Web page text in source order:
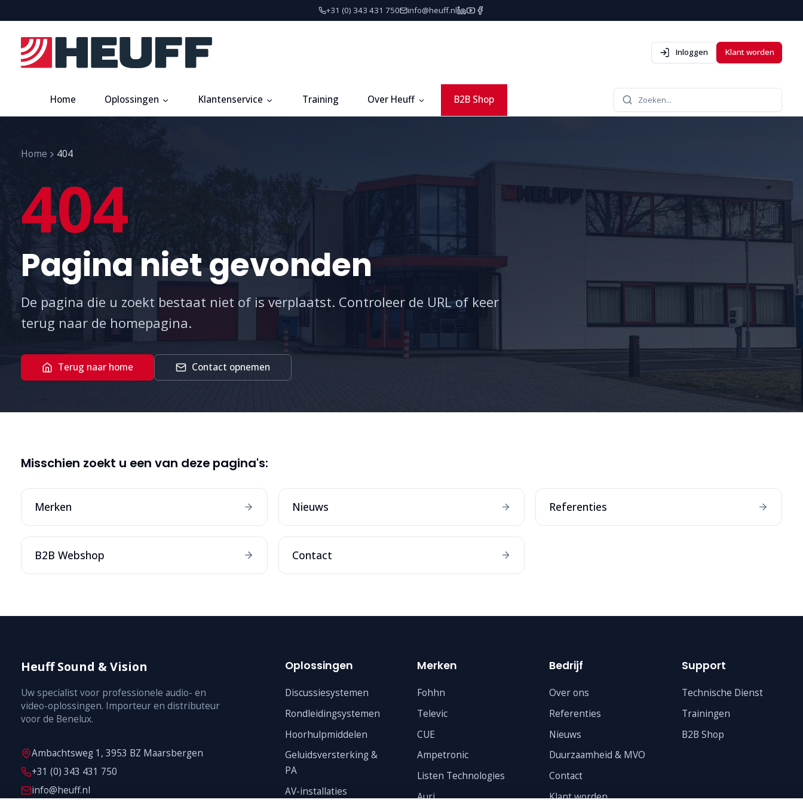
+31 (0) 343 431 750 info@heuff.nl
Inloggen Klant worden
Home Oplossingen Klantenservice Training Over Heuff B2B Shop Zoeken...
Home 404
404
Pagina niet gevonden
De pagina die u zoekt bestaat niet of is verplaatst. Controleer de URL of keer
terug naar de homepagina.
Terug naar home Contact opnemen
Misschien zoekt u een van deze pagina's:
Merken Nieuws Referenties
B2B Webshop Contact
Heuff Sound & Vision
Uw specialist voor professionele audio- en
video-oplossingen. Importeur en distributeur
voor de Benelux.
Ambachtsweg 1, 3953 BZ Maarsbergen
+31 (0) 343 431 750
info@heuff.nl
Oplossingen
Discussiesystemen
Rondleidingsystemen
Hoorhulpmiddelen
Geluidsversterking &
PA
AV-installaties
Merken
Fohhn
Televic
CUE
Ampetronic
Listen Technologies
Auri
Bedrijf
Over ons
Referenties
Nieuws
Duurzaamheid & MVO
Contact
Klant worden
Support
Technische Dienst
Trainingen
B2B Shop